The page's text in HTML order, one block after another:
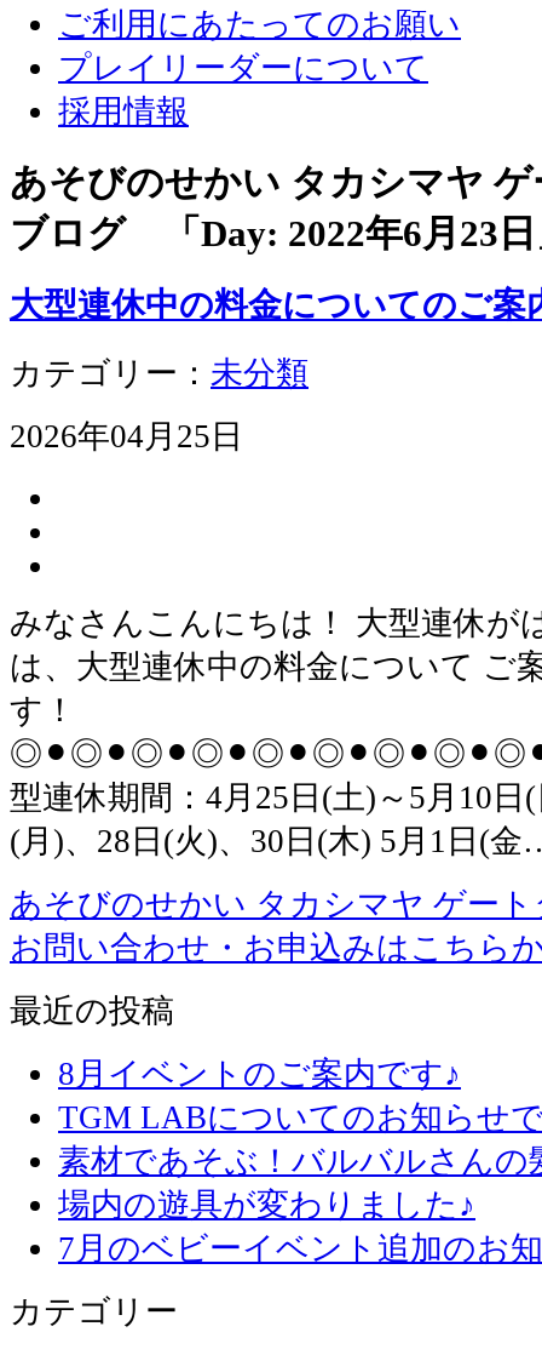
ご利用にあたってのお願い
プレイリーダーについて
採用情報
あそびのせかい タカシマヤ
ブログ 「Day: 2022年6月23日
大型連休中の料金についてのご案
カテゴリー： 未分類
2026年04月25日
みなさんこんにちは！ 大型連休が
は、大型連休中の料金について ご
す！
型連休期間：4月25日(土)～5月10日
(月)、28日(火)、30日(木) 5月1日(
あそびのせかい タカシマヤ ゲー
お問い合わせ・お申込みはこちら
最近の投稿
8月イベントのご案内です♪
TGM LABについてのお知らせ
素材であそぶ！バルバルさん
場内の遊具が変わりました♪
7月のベビーイベント追加のお
カテゴリー